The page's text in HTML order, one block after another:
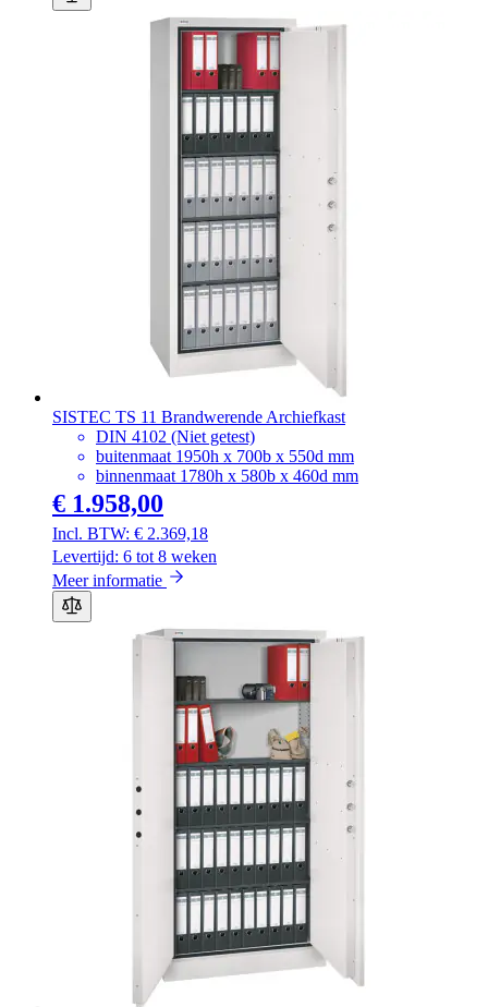
SISTEC TS 11 Brandwerende Archiefkast
DIN 4102 (Niet getest)
buitenmaat 1950h x 700b x 550d mm
binnenmaat 1780h x 580b x 460d mm
€ 2.369,18
€ 1.958,00
Levertijd: 6 tot 8 weken
Meer informatie